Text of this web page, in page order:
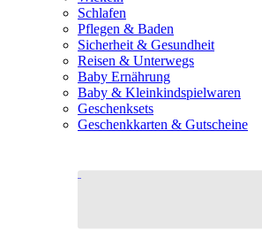
Schlafen
Pflegen & Baden
Sicherheit & Gesundheit
Reisen & Unterwegs
Baby Ernährung
Baby & Kleinkindspielwaren
Geschenksets
Geschenkkarten & Gutscheine